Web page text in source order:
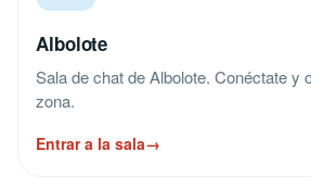
Albolote
Sala de chat de Albolote. Conéctate y
zona.
Entrar a la sala→